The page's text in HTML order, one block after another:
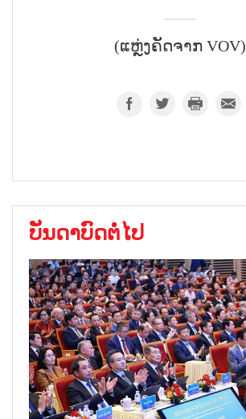
(ແຫຼ່ງຄັດຈາກ VOV)
ບັນດາບົດຕໍ່ໄປ